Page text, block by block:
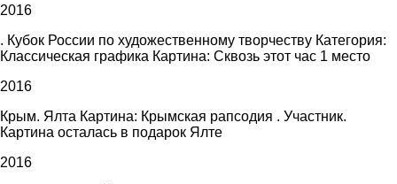
2016
. Кубок России по художественному творчеству Категория:
Классическая графика Картина: Сквозь этот час 1 место
2016
Крым. Ялта Картина: Крымская рапсодия . Участник.
Картина осталась в подарок Ялте
2016